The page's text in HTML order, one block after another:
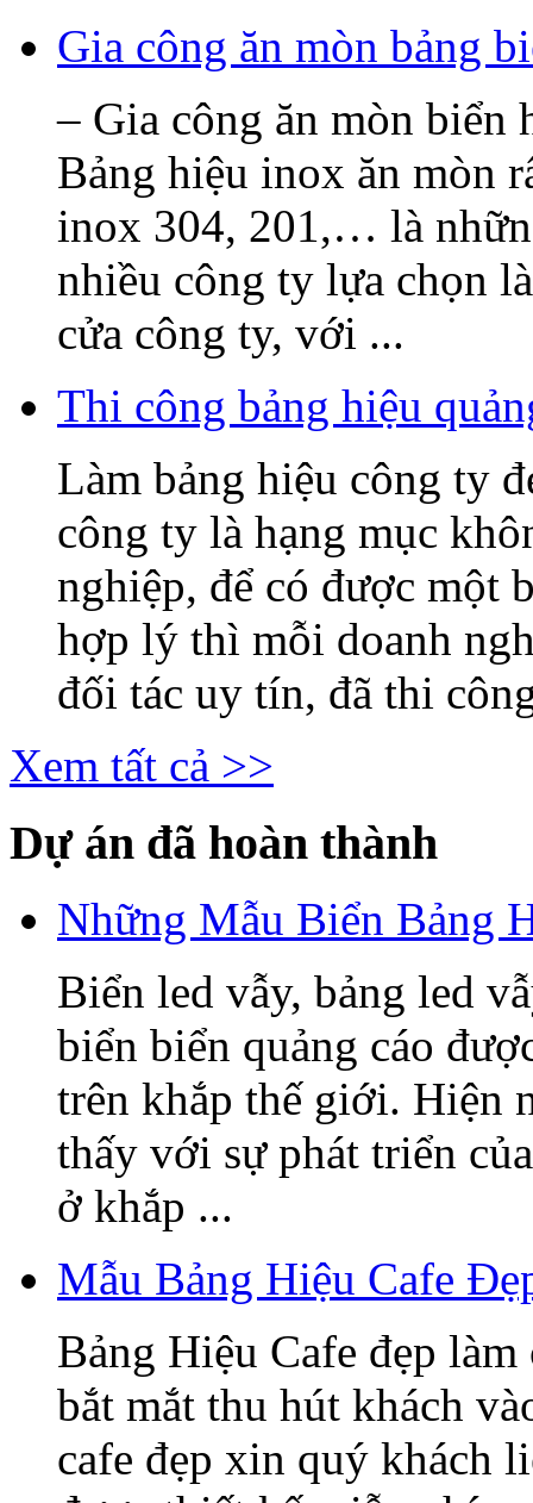
Gia công ăn mòn bảng
– Gia công ăn mòn biển
Bảng hiệu inox ăn mòn
inox 304, 201,… là
nhiều công ty lựa chọn
cửa công ty, với ...
Thi công bảng hiệu
Làm bảng hiệu công ty
công ty là hạng mục
nghiệp, để có được một
hợp lý thì mỗi doanh
đối tác uy tín, đã thi
Xem tất cả >>
Dự án đã hoàn thành
Những Mẫu Biển Bảng
Biển led vẫy, bảng led
biển biển quảng cáo
trên khắp thế giới. Hiện
thấy với sự phát triển
ở khắp ...
Mẫu Bảng Hiệu Cafe
Bảng Hiệu Cafe đẹp
bắt mắt thu hút khách
cafe đẹp xin quý khách